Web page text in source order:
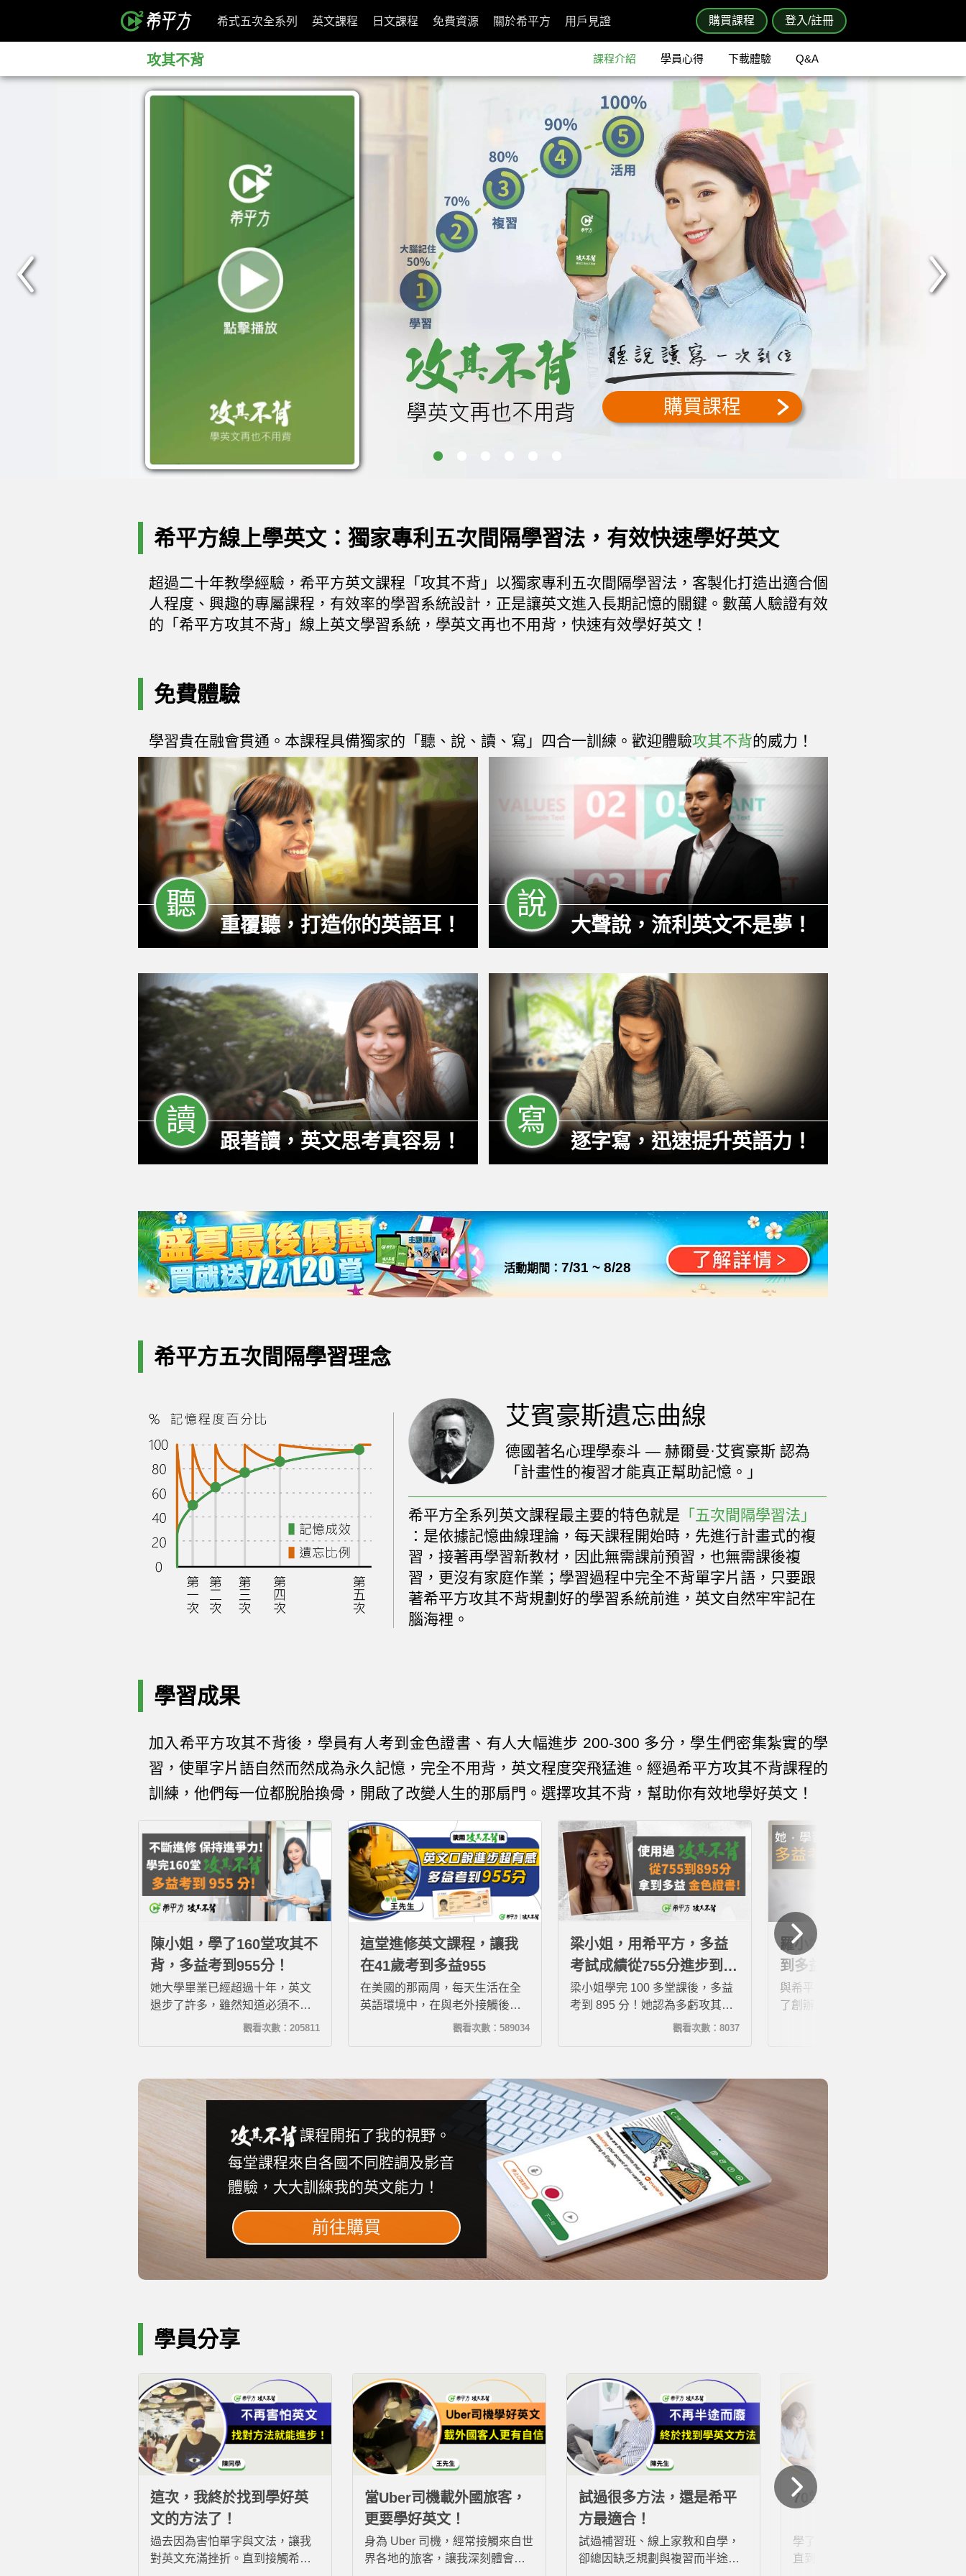
購買課程 登入/註冊
希式五次全系列 英文課程 日文課程 免費資源 關於希平方 用戶見證
攻其不背 課程介紹 學員心得 下載體驗 Q&A
逐字寫，迅速提升英語力！
按我體驗 購買課程
跟著讀，英文思考真容易！
按我體驗 購買課程
大聲說，流利英文不是夢！
按我體驗 購買課程
重覆聽，打造你的英語耳！
按我體驗 購買課程
Prev
Next
1
希平方線上學英文：獨家專利五次間隔學習法，有效快速學好英文
超過二十年教學經驗，希平方英文課程「攻其不背」以獨家專利五次間隔學習法，客製化打造出適合個
人程度、興趣的專屬課程，有效率的學習系統設計，正是讓英文進入長期記憶的關鍵。數萬人驗證有效
的「希平方攻其不背」線上英文學習系統，學英文再也不用背，快速有效學好英文！
免費體驗
學習貴在融會貫通。本課程具備獨家的「聽、說、讀、寫」四合一訓練。歡迎體驗攻其不背的威力！
聽
重覆聽，打造你的英語耳！
說
大聲說，流利英文不是夢！
讀
跟著讀，英文思考真容易！
寫
逐字寫，迅速提升英語力！
活動期間： 7/31 ~ 8/28
希平方五次間隔學習理念
艾賓豪斯遺忘曲線
德國著名心理學泰斗 — 赫爾曼·艾賓豪斯 認為
「計畫性的複習才能真正幫助記憶。」
希平方全系列英文課程最主要的特色就是 「五次間隔學習法」
：是依據記憶曲線理論，每天課程開始時，先進行計畫式的複
習，接著再學習新教材，因此無需課前預習，也無需課後複
習，更沒有家庭作業；學習過程中完全不背單字片語，只要跟
著希平方攻其不背規劃好的學習系統前進，英文自然牢牢記在
腦海裡。
學習成果
加入希平方攻其不背後，學員有人考到金色證書、有人大幅進步 200-300 多分，學生們密集紮實的學
習，使單字片語自然而然成為永久記憶，完全不用背，英文程度突飛猛進。經過希平方攻其不背課程的
訓練，他們每一位都脫胎換骨，開啟了改變人生的那扇門。選擇攻其不背，幫助你有效地學好英文！
陳小姐，學了160堂攻其不
背，多益考到955分！
她大學畢業已經超過十年，英文
退步了許多，雖然知道必須不斷
進修才能保持競爭力，但靠自己
查。後來趁著工作轉職的空檔加
入希平方加強英文，沒想到學了
160堂後多益進步150分，考到
955分！真的很開心！
觀看次數：205811
這堂進修英文課程，讓我
在41歲考到多益955
在美國的那兩周，每天生活在全
英語環境中，在與老外接觸後，
發現之前上攻其不背課程的效果
觀看次數：589034
梁小姐，用希平方，多益
考試成績從755分進步到
895分！
梁小姐學完 100 多堂課後，多益
考到 895 分！她認為多虧攻其不
背的訓練，讓她聽力分數首次高
了！
觀看次數：8037
羅小姐：學習4個月，我考
到多益895分！
與希平方結緣是因為2018年底買
了創辦人第一本書，原本不相信
課程開拓了我的視野。
每堂課程來自各國不同腔調及影音
體驗，大大訓練我的英文能力！
前往購買
學員分享
這次，我終於找到學好英
文的方法了！
過去因為害怕單字與文法，讓我
對英文充滿挫折。直到接觸希平
當Uber司機載外國旅客，
更要學好英文！
身為 Uber 司機，經常接觸來自世
界各地的旅客，讓我深刻體會英
試過很多方法，還是希平
方最適合！
試過補習班、線上家教和自學，
卻總因缺乏規劃與複習而半途而
70堂課，我終於敢說英文
學了多年英文卻始終停滯不前，
直到使用希平方「攻其不背」，